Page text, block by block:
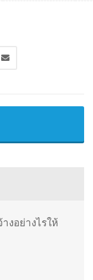
งอย่างไรให้